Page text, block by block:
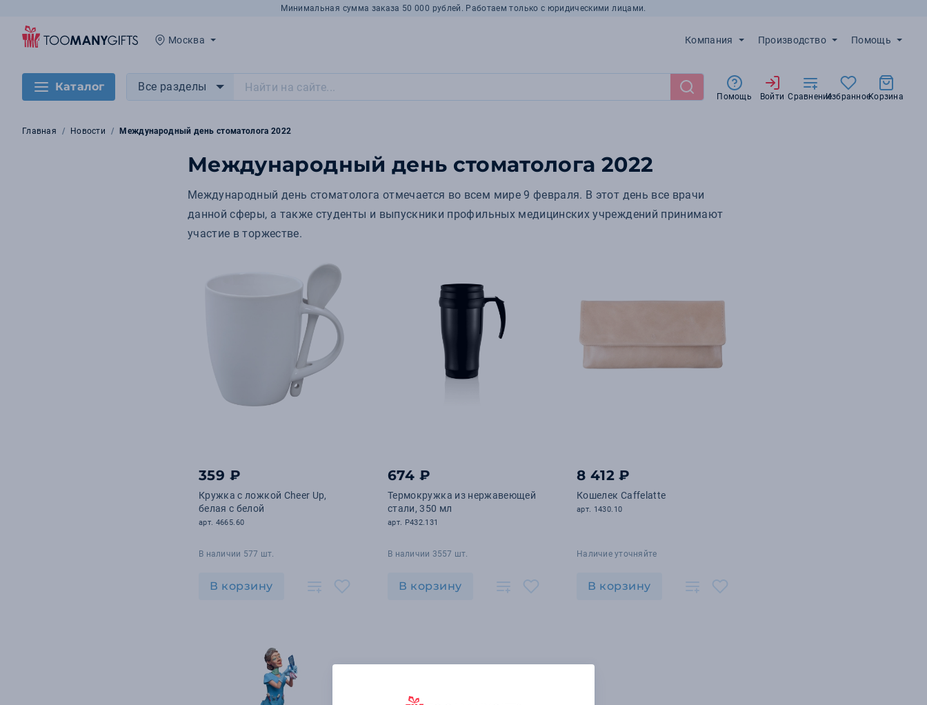
Минимальная сумма заказа 50 000 рублей. Работаем только с юридическими лицами.
Москва Компания Производство Помощь
Каталог Все разделы
Помощь Войти СравнениеИзбранноеКорзина
Главная Новости Международный день стоматолога 2022
Международный день стоматолога 2022
Международный день стоматолога отмечается во всем мире 9 февраля. В этот день все врачи
данной сферы, а также студенты и выпускники профильных медицинских учреждений принимают
участие в торжестве.
359 ₽
Кружка с ложкой Cheer Up,
белая с белой
арт. 4665.60
В наличии 577 шт.
В корзину
674 ₽
Термокружка из нержавеющей
стали, 350 мл
арт. P432.131
В наличии 3557 шт.
В корзину
8 412 ₽
Кошелек Caffelatte
арт. 1430.10
Наличие уточняйте
В корзину